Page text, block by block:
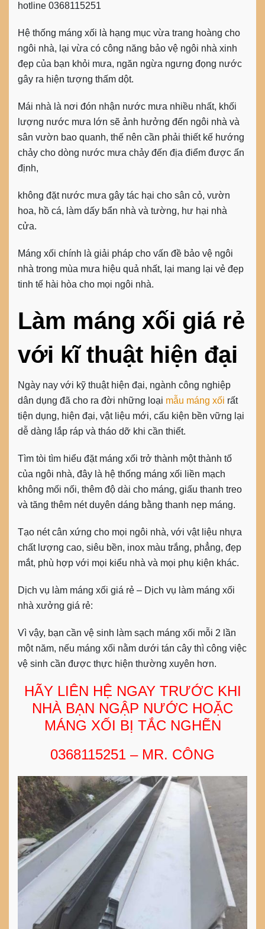
hotline 0368115251
Hệ thống máng xối là hạng mục vừa trang hoàng cho
ngôi nhà, lại vừa có công năng bảo vệ ngôi nhà xinh
đẹp của bạn khỏi mưa, ngăn ngừa ngưng đọng nước
gây ra hiện tượng thấm dột.
Mái nhà là nơi đón nhận nước mưa nhiều nhất, khối
lượng nước mưa lớn sẽ ảnh hưởng đến ngôi nhà và
sân vườn bao quanh, thế nên cần phải thiết kế hướng
chảy cho dòng nước mưa chảy đến địa điểm được ấn
định,
không đặt nước mưa gây tác hại cho sân cỏ, vườn
hoa, hồ cá, làm dấy bẩn nhà và tường, hư hại nhà
cửa.
Máng xối chính là giải pháp cho vấn đề bảo vệ ngôi
nhà trong mùa mưa hiệu quả nhất, lại mang lại vẻ đẹp
tinh tế hài hòa cho mọi ngôi nhà.
Làm máng xối giá rẻ
với kĩ thuật hiện đại
Ngày nay với kỹ thuật hiện đại, ngành công nghiệp
dân dụng đã cho ra đời những loại mẫu máng xối rất
tiện dụng, hiện đại, vật liệu mới, cấu kiện bền vững lại
dễ dàng lắp ráp và tháo dỡ khi cần thiết.
Tìm tòi tìm hiểu đặt máng xối trở thành một thành tố
của ngôi nhà, đây là hệ thống máng xối liền mạch
không mối nối, thêm độ dài cho máng, giấu thanh treo
và tăng thêm nét duyên dáng bằng thanh nẹp máng.
Tạo nét cân xứng cho mọi ngôi nhà, với vật liệu nhựa
chất lượng cao, siêu bền, inox màu trắng, phẳng, đẹp
mắt, phù hợp với mọi kiểu nhà và mọi phụ kiện khác.
Dịch vụ làm máng xối giá rẻ – Dịch vụ làm máng xối
nhà xưởng giá rẻ:
Vì vậy, bạn cần vệ sinh làm sạch máng xối mỗi 2 lần
một năm, nếu máng xối nằm dưới tán cây thì công việc
vệ sinh cần được thực hiện thường xuyên hơn.
HÃY LIÊN HỆ NGAY TRƯỚC KHI
NHÀ BẠN NGẬP NƯỚC HOẶC
MÁNG XỐI BỊ TẮC NGHẼN
0368115251 – MR. CÔNG